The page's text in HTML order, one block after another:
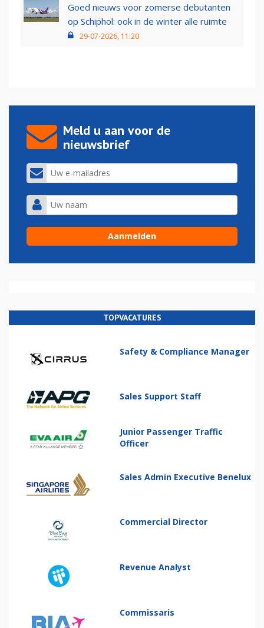
Goed nieuws voor zomerse debutanten
op Schiphol: ook in de winter alle ruimte
29-07-2026, 11:20
Meld u aan voor de
nieuwsbrief
TOPVACATURES
Safety & Compliance Manager
Sales Support Staff
Junior Passenger Traffic
Officer
Sales Admin Executive Benelux
Commercial Director
Revenue Analyst
Commissaris